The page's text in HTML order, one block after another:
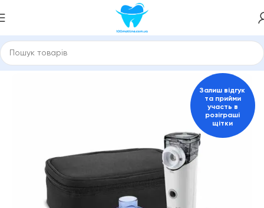
Головна Інгалятори Портативний інгалятор
Залиш відгук
та прийми
участь в
розіграші
щітки